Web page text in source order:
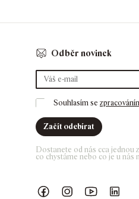
Odběr novinek
Souhlasím se
Začít odebírat
Dostanete od nás cca jednou
co chystáme nebo co je u nás
Náš FacebookGASK Instagram
GASK